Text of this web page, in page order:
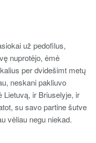
už pedofilus,
nuprotėjo, ėmė
per dvidešimt metų
neskani pakliuvo
Lietuvą, ir Briuselyje, ir
su savo partine šutve
vėliau negu niekad.